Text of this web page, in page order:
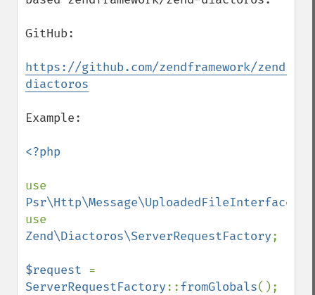
GitHub:
https://github.com/zendframework/zend-
diactoros
Example:
<?php
Psr\Http\Message\UploadedFileInterface
Zend\Diactoros\ServerRequestFactory;
$request
ServerRequestFactory::fromGlobals();